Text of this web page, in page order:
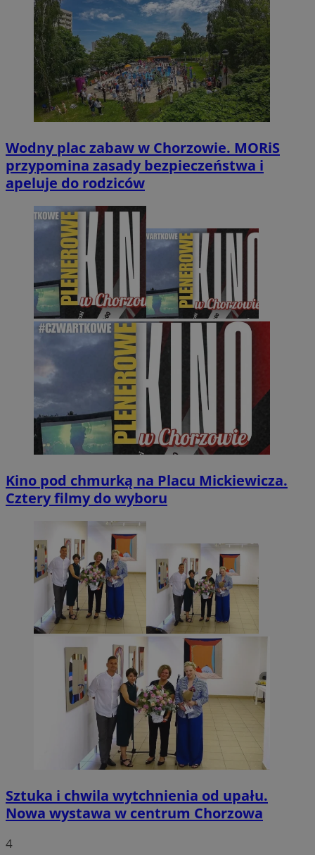
Wodny plac zabaw w Chorzowie. MORiS
przypomina zasady bezpieczeństwa i
apeluje do rodziców
Kino pod chmurką na Placu Mickiewicza.
Cztery filmy do wyboru
Sztuka i chwila wytchnienia od upału.
Nowa wystawa w centrum Chorzowa
4